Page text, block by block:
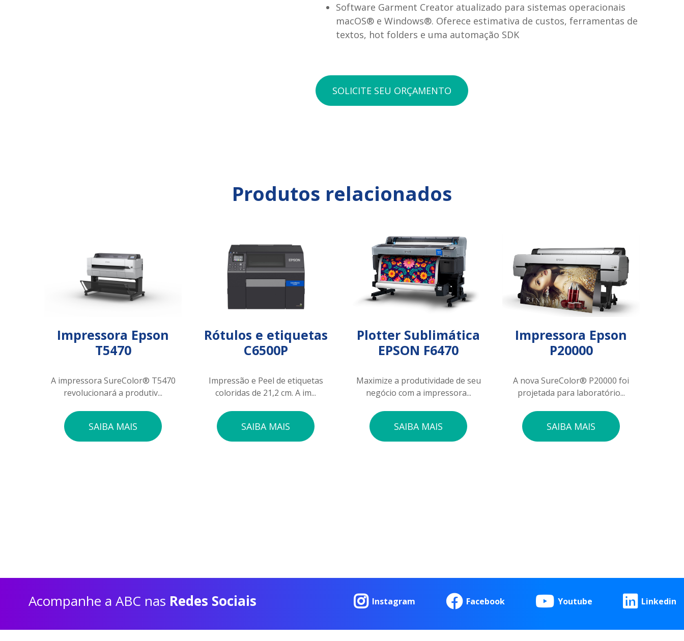
Software Garment Creator atualizado para sistemas operacionais
macOS® e Windows®. Oferece estimativa de custos, ferramentas de
textos, hot folders e uma automação SDK
SOLICITE SEU ORÇAMENTO
Produtos relacionados
Impressora Epson
T5470
A impressora SureColor® T5470
revolucionará a produtiv...
SAIBA MAIS
Rótulos e etiquetas
C6500P
Impressão e Peel de etiquetas
coloridas de 21,2 cm. A im...
SAIBA MAIS
Plotter Sublimática
EPSON F6470
Maximize a produtividade de seu
negócio com a impressora...
SAIBA MAIS
Impressora Epson
P20000
A nova SureColor® P20000 foi
projetada para laboratório...
SAIBA MAIS
Acompanhe a ABC nas Redes Sociais Instagram Facebook Youtube Linkedin